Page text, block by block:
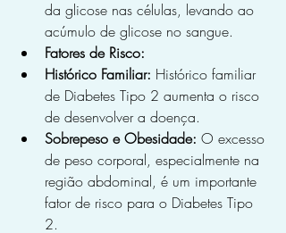
da glicose nas células, levando ao
acúmulo de glicose no sangue.
Fatores de Risco:
Histórico Familiar: Histórico familiar
de Diabetes Tipo 2 aumenta o risco
de desenvolver a doença.
Sobrepeso e Obesidade: O excesso
de peso corporal, especialmente na
região abdominal, é um importante
fator de risco para o Diabetes Tipo
2.